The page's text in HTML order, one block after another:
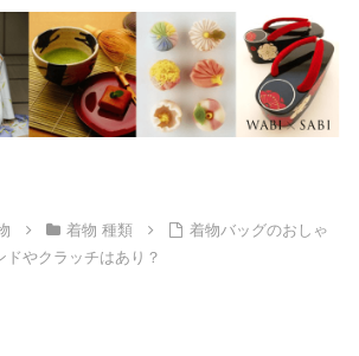
着物 種類
着物バッグのおしゃ
やクラッチはあり？